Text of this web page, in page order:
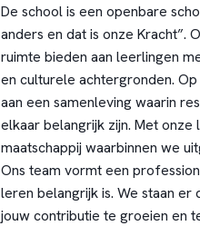
De school is een openbare
anders en dat is onze Kracht”.
ruimte bieden aan leerlingen
en culturele achtergronden.
aan een samenleving waarin
elkaar belangrijk zijn. Met
maatschappij waarbinnen we
Ons team vormt een
leren belangrijk is. We staan
jouw contributie te groeien en